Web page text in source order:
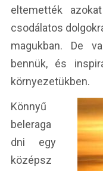
eltemették
csodálatos
magukban. De
bennük, és
környezetükben.
Könnyű
beleraga
dni egy
középsz